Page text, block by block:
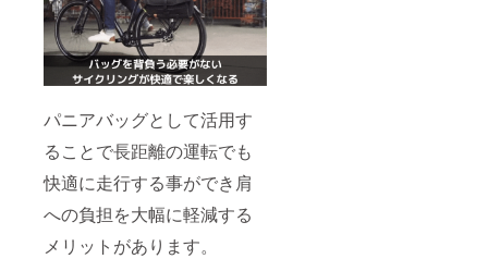
パニアバッグとして活用す
ることで長距離の運転でも
快適に走行する事ができ肩
への負担を大幅に軽減する
メリットがあります。